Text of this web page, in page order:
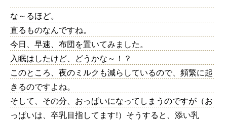
な～るほど。
直るものなんですね。
今日、早速、布団を置いてみました。
入眠はしたけど、どうかな～！？
このところ、夜のミルクも減らしているので、頻繁に起
きるのですよね。
そして、その分、おっぱいになってしまうのですが（お
っぱいは、卒乳目指してます!）そうすると、添い乳